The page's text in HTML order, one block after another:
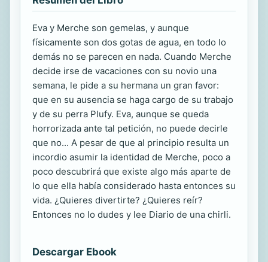
Eva y Merche son gemelas, y aunque
físicamente son dos gotas de agua, en todo lo
demás no se parecen en nada. Cuando Merche
decide irse de vacaciones con su novio una
semana, le pide a su hermana un gran favor:
que en su ausencia se haga cargo de su trabajo
y de su perra Plufy. Eva, aunque se queda
horrorizada ante tal petición, no puede decirle
que no... A pesar de que al principio resulta un
incordio asumir la identidad de Merche, poco a
poco descubrirá que existe algo más aparte de
lo que ella había considerado hasta entonces su
vida. ¿Quieres divertirte? ¿Quieres reír?
Entonces no lo dudes y lee Diario de una chirli.
Descargar Ebook